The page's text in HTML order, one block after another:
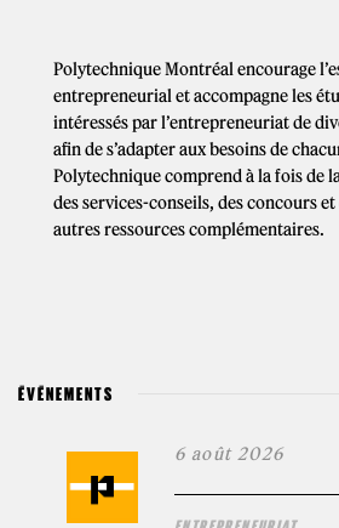
Polytechnique Montréal encourage
entrepreneurial et accompagne les
intéressés par l’entrepreneuriat de
afin de s’adapter aux besoins de
Polytechnique comprend à la fois de
des services-conseils, des concours
autres ressources complémentaires.
ÉVÉNEMENTS
6 août 2026